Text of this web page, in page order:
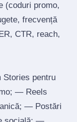
(coduri promo,
frecvență
CTR, reach,
pentru
— Reels
— Postări